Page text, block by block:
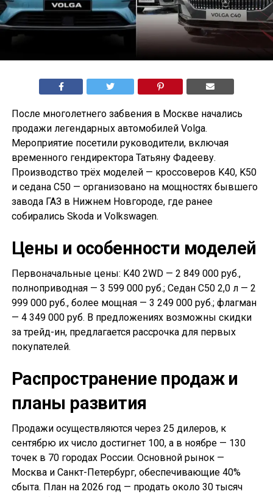
После многолетнего забвения в Москве начались
продажи легендарных автомобилей Volga.
Мероприятие посетили руководители, включая
временного гендиректора Татьяну Фадееву.
Производство трёх моделей — кроссоверов K40, K50
и седана С50 — организовано на мощностях бывшего
завода ГАЗ в Нижнем Новгороде, где ранее
собирались Skoda и Volkswagen.
Цены и особенности моделей
Первоначальные цены: K40 2WD — 2 849 000 руб.,
полноприводная — 3 599 000 руб.; Седан С50 2,0 л — 2
999 000 руб., более мощная — 3 249 000 руб.; флагман
— 4 349 000 руб. В предложениях возможны скидки
за трейд-ин, предлагается рассрочка для первых
покупателей.
Распространение продаж и
планы развития
Продажи осуществляются через 25 дилеров, к
сентябрю их число достигнет 100, а в ноябре — 130
точек в 70 городах России. Основной рынок —
Москва и Санкт-Петербург, обеспечивающие 40%
сбыта. План на 2026 год — продать около 30 тысяч